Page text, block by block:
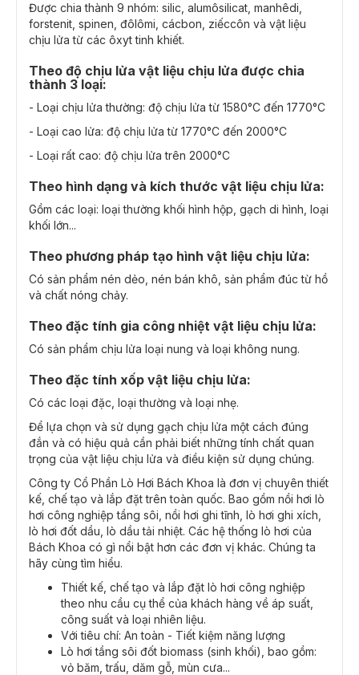
Được chia thành 9 nhóm: silic, alumôsilicat, manhêdi,
forstenit, spinen, đôlômi, cácbon, ziếccôn và vật liệu
chịu lửa từ các ôxyt tinh khiết.
Theo độ chịu lửa vật liệu chịu lửa được chia
thành 3 loại:
- Loại chịu lửa thường: độ chịu lửa từ 1580°C đến 1770°C
- Loại cao lửa: độ chịu lửa từ 1770°C đến 2000°C
- Loại rất cao: độ chịu lửa trên 2000°C
Theo hình dạng và kích thước vật liệu chịu lửa:
Gồm các loại: loại thường khối hình hộp, gạch di hình, loại
khối lớn...
Theo phương pháp tạo hình vật liệu chịu lửa:
Có sản phẩm nén dẻo, nén bán khô, sản phẩm đúc từ hồ
và chất nóng chảy.
Theo đặc tính gia công nhiệt vật liệu chịu lửa:
Có sản phẩm chịu lửa loại nung và loại không nung.
Theo đặc tính xốp vật liệu chịu lửa:
Có các loại đặc, loại thường và loại nhẹ.
Để lựa chọn và sử dụng gạch chịu lửa một cách đúng
đắn và có hiệu quả cần phải biết những tính chất quan
trọng của vật liệu chịu lửa và điều kiện sử dụng chúng.
Công ty Cổ Phần Lò Hơi Bách Khoa là đơn vị chuyên thiết
kế, chế tạo và lắp đặt trên toàn quốc. Bao gồm nồi hơi lò
hơi công nghiệp tầng sôi, nồi hơi ghi tĩnh, lò hơi ghi xích,
lò hơi đốt dầu, lò dầu tải nhiệt. Các hệ thống lò hơi của
Bách Khoa có gì nổi bật hơn các đơn vị khác. Chúng ta
hãy cùng tìm hiểu.
Thiết kế, chế tạo và lắp đặt lò hơi công nghiệp
theo nhu cầu cụ thể của khách hàng về áp suất,
công suất và loại nhiên liệu.
Với tiêu chí: An toàn - Tiết kiệm năng lượng
Lò hơi tầng sôi đốt biomass (sinh khối), bao gồm:
vỏ băm, trấu, dăm gỗ, mùn cưa...